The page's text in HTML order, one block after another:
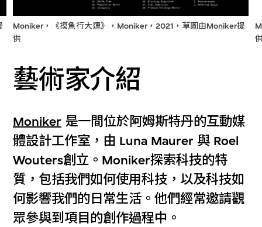
Moniker，《摸魚行大運》，Moniker，2021，草圖由Moniker提
供
藝術家介紹
Moniker 是一間位於阿姆斯特丹的互動媒
體設計工作室，由 Luna Maurer 與 Roel
Wouters創立。Moniker探索科技的特
質，包括我們如何使用科技，以及科技如
何影響我們的日常生活。他們經常邀請觀
眾參與到項目的創作過程中。